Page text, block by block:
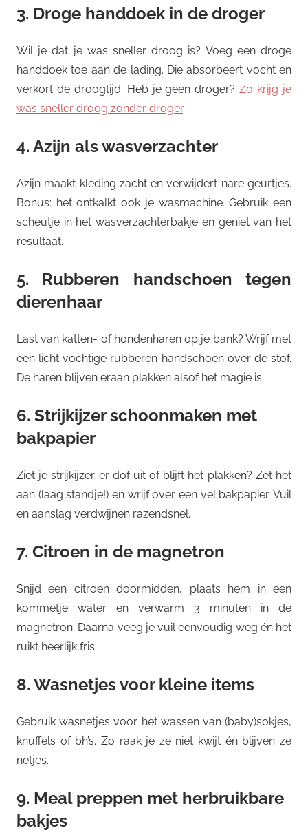
3. Droge handdoek in de droger
Wil je dat je was sneller droog is? Voeg een droge
handdoek toe aan de lading. Die absorbeert vocht en
verkort de droogtijd. Heb je geen droger?Zo krijg je
was sneller droog zonder droger.
4. Azijn als wasverzachter
Azijn maakt kleding zacht en verwijdert nare geurtjes.
Bonus: het ontkalkt ook je wasmachine. Gebruik een
scheutje in het wasverzachterbakje en geniet van het
resultaat.
5. Rubberen handschoen tegen
dierenhaar
Last van katten- of hondenharen op je bank? Wrijf met
een licht vochtige rubberen handschoen over de stof.
De haren blijven eraan plakken alsof het magie is.
6. Strijkijzer schoonmaken met
bakpapier
Ziet je strijkijzer er dof uit of blijft het plakken? Zet het
aan (laag standje!) en wrijf over een vel bakpapier. Vuil
en aanslag verdwijnen razendsnel.
7. Citroen in de magnetron
Snijd een citroen doormidden, plaats hem in een
kommetje water en verwarm 3 minuten in de
magnetron. Daarna veeg je vuil eenvoudig weg én het
ruikt heerlijk fris.
8. Wasnetjes voor kleine items
Gebruik wasnetjes voor het wassen van (baby)sokjes,
knuffels of bh’s. Zo raak je ze niet kwijt én blijven ze
netjes.
9. Meal preppen met herbruikbare
bakjes